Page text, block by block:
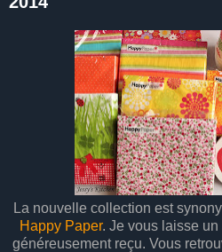
La nouvelle collection est
Happy Paper. Je vous laisse
généreusement reçu. Vous